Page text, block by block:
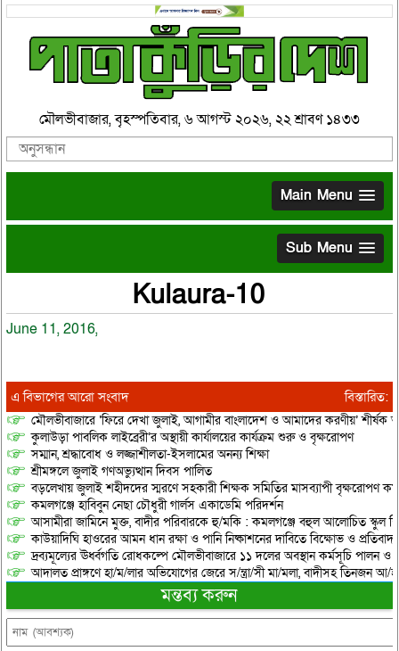
মৌলভীবাজার, বৃহস্পতিবার, ৬ আগস্ট ২০২৬, ২২ শ্রাবণ ১৪৩৩
Main Menu
Sub Menu
Kulaura-10
June 11, 2016,
এ বিভাগের আরো সংবাদ বিস্তারিত:
মৌলভীবাজারে ‘ফিরে দেখা জুলাই, আগামীর বাংলাদেশ ও আমাদের করণীয়’ শীর্ষক
কুলাউড়া পাবলিক লাইব্রেরী’র অস্থায়ী কার্যালয়ের কার্যক্রম শুরু ও বৃক্ষরোপণ
সম্মান, শ্রদ্ধাবোধ ও লজ্জাশীলতা-ইসলামের অনন্য শিক্ষা
শ্রীমঙ্গলে জুলাই গণঅভ্যুত্থান দিবস পালিত
বড়লেখায় জুলাই শহীদদের স্মরণে সহকারী শিক্ষক সমিতির মাসব্যাপী বৃক্ষরোপণ
কমলগঞ্জে হাবিবুন নেছা চৌধুরী গার্লস একাডেমি পরিদর্শন
আসামীরা জামিনে মুক্ত, বাদীর পরিবারকে হু/মকি : কমলগঞ্জে বহুল আলোচিত স্কুল
কাউয়াদিঘি হাওরের আমন ধান রক্ষা ও পানি নিষ্কাশনের দাবিতে বিক্ষোভ ও
দ্রব্যমূল্যের ঊর্ধ্বগতি রোধকল্পে মৌলভীবাজারে ১১ দলের অবস্থান কর্মসূচি পালন ও
আদালত প্রাঙ্গণে হা/ম/লার অভিযোগের জেরে স/ন্ত্রা/সী মা/মলা, বাদীসহ তিনজন আ/
মন্তব্য করুন